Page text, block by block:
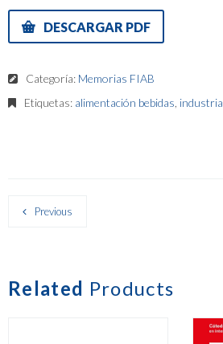
DESCARGAR PDF
Categoría: Memorias FIAB
Etiquetas: alimentación bebidas industria
Previous
Related Products